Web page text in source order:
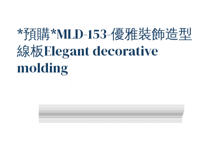
*預購*MLD-153-優雅裝飾造型
線板Elegant decorative
molding